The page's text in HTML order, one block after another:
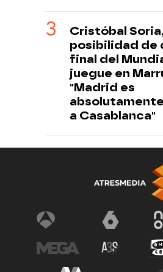
Cristóbal
posibilidad de
final del
juegue en
"Madrid es
a Casablanca"